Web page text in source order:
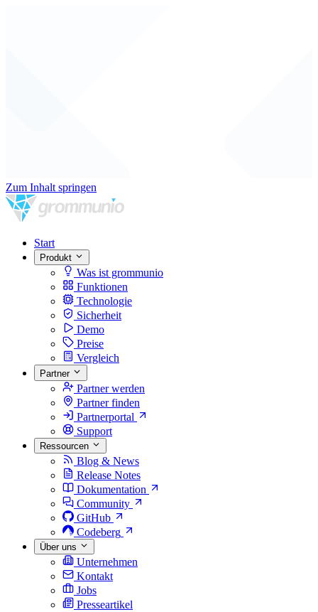
Zum Inhalt springen
Start
Produkt
Was ist grommunio
Funktionen
Technologie
Sicherheit
Demo
Preise
Vergleich
Partner
Partner werden
Partner finden
Partnerportal
Support
Ressourcen
Blog & News
Release Notes
Dokumentation
Community
GitHub
Codeberg
Über uns
Unternehmen
Kontakt
Jobs
Presseartikel